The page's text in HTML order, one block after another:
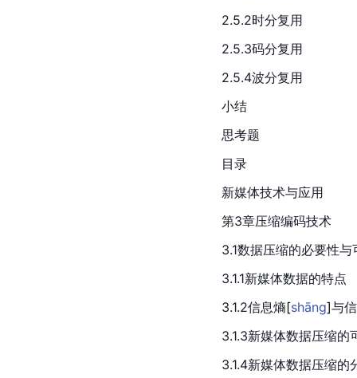
2.5.2时分复用
2.5.3码分复用
2.5.4波分复用
小结
思考题
目录
新媒体技术与应用
第3章压缩编码技术
3.1数据压缩的必要性与
3.1.1新媒体数据的特点
3.1.2信息熵[shāng]与
3.1.3新媒体数据压缩的
3.1.4新媒体数据压缩的